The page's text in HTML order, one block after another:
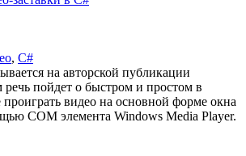
, C#
на авторской публикации
речь пойдет о быстром и простом в
проиграть видео на основной форме окна
COM элемента Windows Media Player.